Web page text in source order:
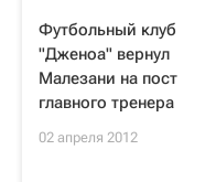
Футбольный клуб
"Дженоа" вернул
Малезани на пост
главного тренера
02 апреля 2012